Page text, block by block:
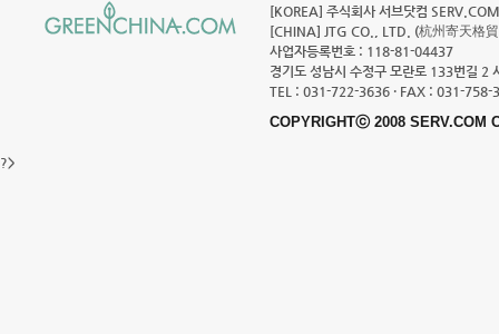
[KOREA] 주식회사 서브닷컴
[CHINA] JTG CO., LTD. (杭州寄天格
사업자등록번호 : 118-81-04437
경기도 성남시 수정구 모란로 133번길 2
TEL : 031-722-3636 · FAX : 031-758-
COPYRIGHTⓒ 2008 SERV.COM
?>